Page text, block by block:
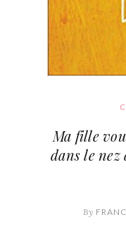
Ma fille
dans le
By